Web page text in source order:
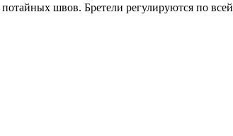
швов. Бретели регулируются по